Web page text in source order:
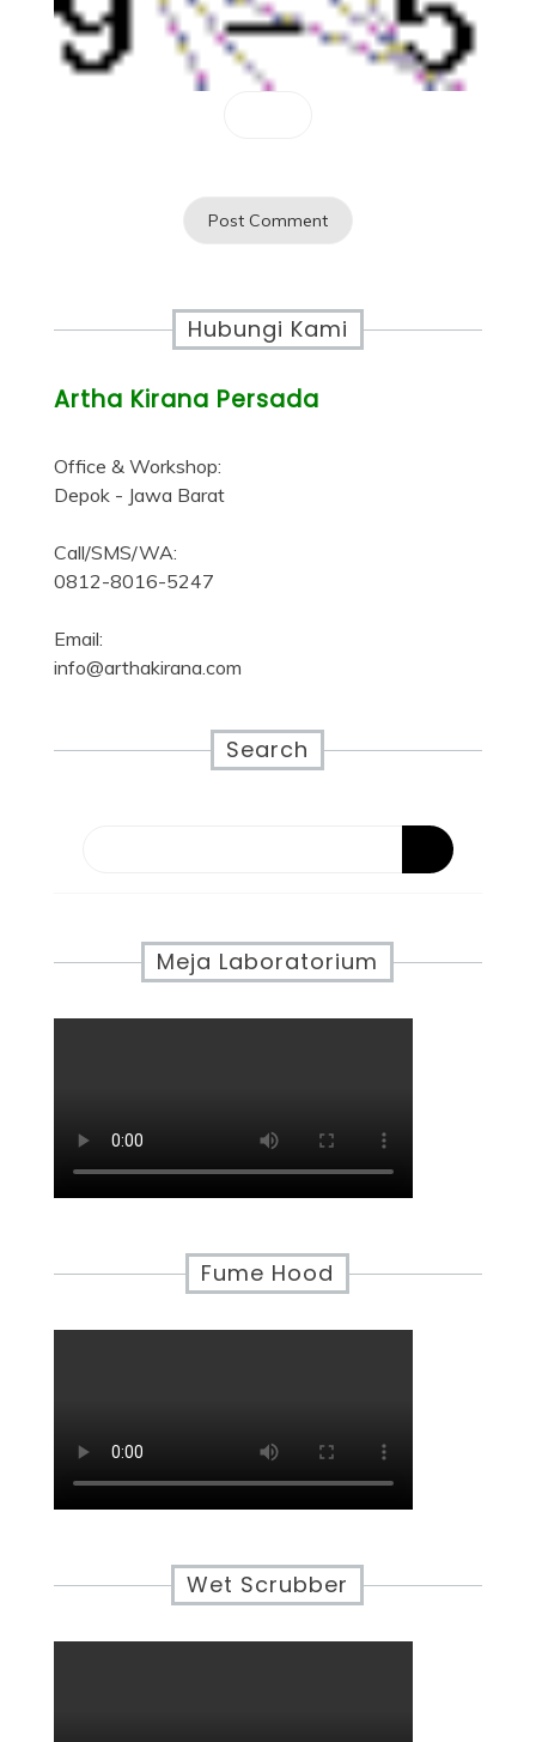
Hubungi Kami
Artha Kirana Persada
Office & Workshop:
Depok - Jawa Barat
Call/SMS/WA:
0812-8016-5247
Email:
info@arthakirana.com
Search
Meja Laboratorium
Fume Hood
Wet Scrubber